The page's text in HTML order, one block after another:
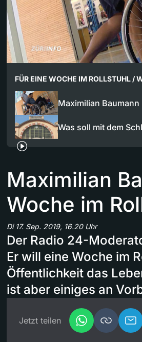
FÜR EINE WOCHE IM ROLLSTUHL /
Maximilian
Was soll mit dem
Maximilian
Woche im
Di 17. Sep. 2019, 16.20 Uhr
Der Radio 24-
Er will eine Woche im
Öffentlichkeit das
ist aber einiges an
Jetzt teilen